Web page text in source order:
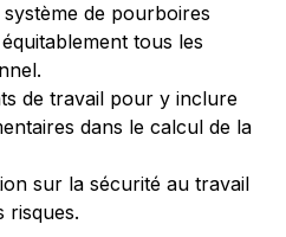
de pourboires
tous les
de travail pour y inclure
dans le calcul de la
sur la sécurité au travail
risques.